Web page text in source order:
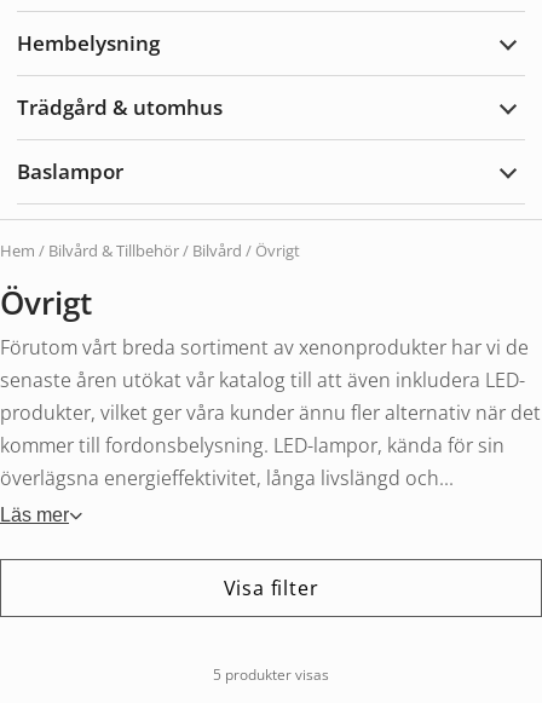
Hembelysning
Trädgård & utomhus
Baslampor
Hem / Bilvård & Tillbehör/ Bilvård / Övrigt
Övrigt
Förutom vårt breda sortiment av xenonprodukter har vi de
senaste åren utökat vår katalog till att även inkludera LED-
produkter, vilket ger våra kunder ännu fler alternativ när det
kommer till fordonsbelysning. LED-lampor, kända för sin
överlägsna energieffektivitet, långa livslängd och...
Läs mer
Visa filter
5 produkter visas